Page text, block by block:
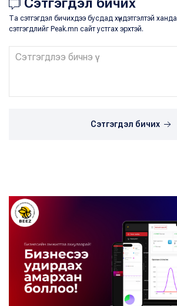
Та сэтгэгдэл бичихдээ бусдад хүндэтгэлтэй
сэтгэгдлийг Peak.mn сайт устгах эрхтэй.
Сэтгэгдэл бичих